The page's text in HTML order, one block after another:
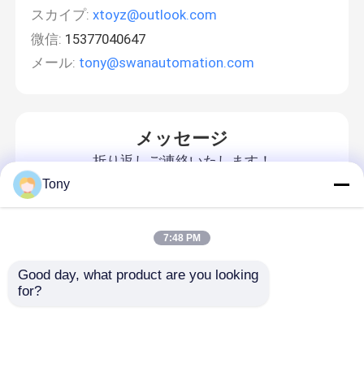
スカイプ: xtoyz@outlook.com
微信: 15377040647
メール: tony@swanautomation.com
メッセージ
折り返しご連絡いたします！
Tony
7:48 PM
Good day, what product are you looking
for?